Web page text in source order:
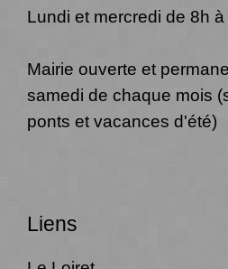
Lundi et mercredi de 8h à
Mairie ouverte et
samedi de chaque mois
ponts et vacances d'été)
Liens